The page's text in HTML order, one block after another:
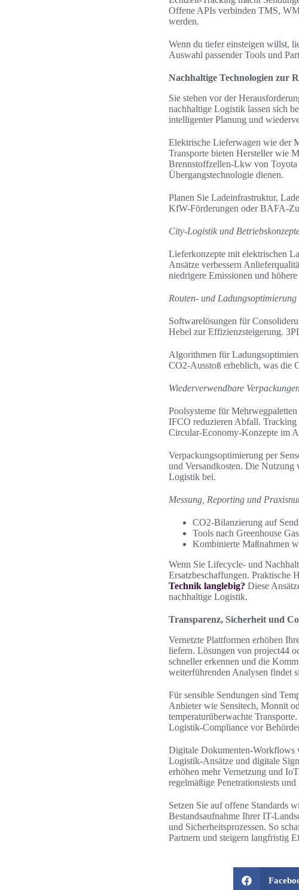
Offene APIs verbinden TMS,
werden.
Wenn du tiefer einsteigen willst,
Auswahl passender Tools und
Nachhaltige Technologien zur
Sie stehen vor der
nachhaltige Logistik lassen sich
intelligenter Planung und
Elektrische Lieferwagen wie der
Transporte bieten Hersteller wie
Brennstoffzellen-Lkw von
Übergangstechnologie dienen.
Planen Sie Ladeinfrastruktur,
KfW-Förderungen oder BAFA-
City-Logistik und
Lieferkonzepte mit elektrischen
Ansätze verbessern
niedrigere Emissionen und
Routen- und Ladungsoptimierung
Softwarelösungen für
Hebel zur Effizienzsteigerung.
Algorithmen für
CO2-Ausstoß erheblich, was die
Wiederverwendbare
Poolsysteme für
IFCO reduzieren Abfall.
Circular-Economy-Konzepte im
Verpackungsoptimierung per
und Versandkosten. Die Nutzung
Logistik bei.
Messung, Reporting und
CO2-Bilanzierung auf
Tools nach Greenhouse
Kombinierte Maßnahmen
Wenn Sie Lifecycle- und
Ersatzbeschaffungen.
Technik langlebig? Diese
nachhaltige Logistik.
Transparenz, Sicherheit und
Vernetzte Plattformen erhöhen
liefern. Lösungen von project44
schneller erkennen und die
weiterführenden Analysen findet
Für sensible Sendungen sind
Anbieter wie Sensitech, Monnit
temperaturüberwachte
Logistik-Compliance vor
Digitale Dokumenten-Workflows
Logistik-Ansätze und digitale
erhöhen mehr Vernetzung und
regelmäßige Penetrationstests
Setzen Sie auf offene Standards
Bestandsaufnahme Ihrer IT-
und Sicherheitsprozessen. So
Partnern und steigern langfristig